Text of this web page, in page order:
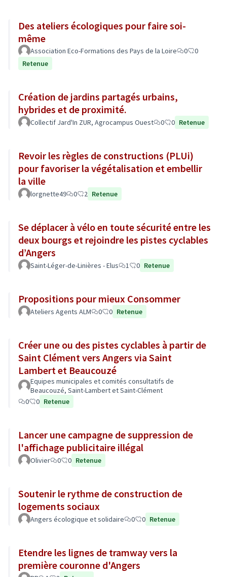
Des ateliers écologiques pour faire soi-
même
Association Eco-Formations des Pays de la Loire 0
0
Retenue
Création de jardins partagés urbains,
hybrides et de proximité.
Collectif Jard'In ZUR, Agrocampus Ouest 0 0 Retenue
Revoir les règles de constructions (PLUi)
pour favoriser la végétalisation et embellir
la ville
lorgnette49 0 2 Retenue
Se déplacer à vélo en toute sécurité entre les
deux bourgs et rejoindre les pistes cyclables
d’Angers
Saint-Léger-de-Linières - Elus 1 0 Retenue
Propositions pour mieux Consommer
Ateliers Agents ALM 0 0 Retenue
Créer une ou des pistes cyclables à partir de
Saint Clément vers Angers via Saint
Lambert et Beaucouzé
Equipes municipales et comités consultatifs de
Beaucouzé, Saint-Lambert et Saint-Clément
0
0 Retenue
Lancer une campagne de suppression de
l'affichage publicitaire illégal
Olivier 0 0 Retenue
Soutenir le rythme de construction de
logements sociaux
Angers écologique et solidaire 0 0 Retenue
Etendre les lignes de tramway vers la
première couronne d'Angers